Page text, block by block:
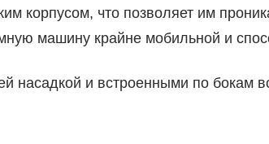
корпусом, что позволяет им
машину крайне мобильной и
насадкой и встроенными по бокам